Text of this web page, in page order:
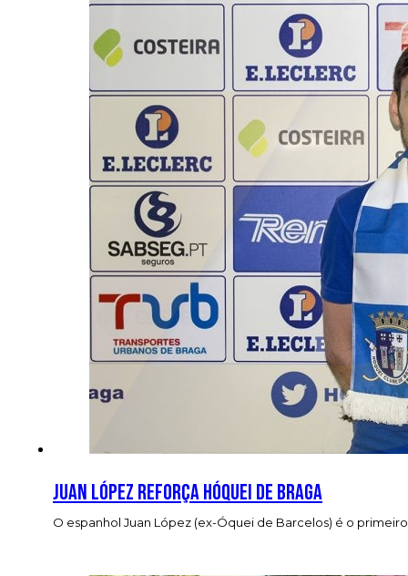
Juan López reforça Hóquei de Braga
O espanhol Juan López (ex-Óquei de Barcelos) é o